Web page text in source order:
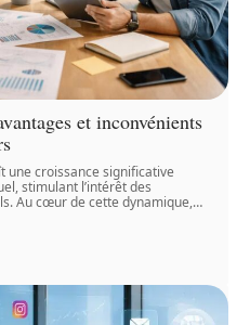
et inconvénients
une croissance significative
stimulant l’intérêt des
Au cœur de cette dynamique,…